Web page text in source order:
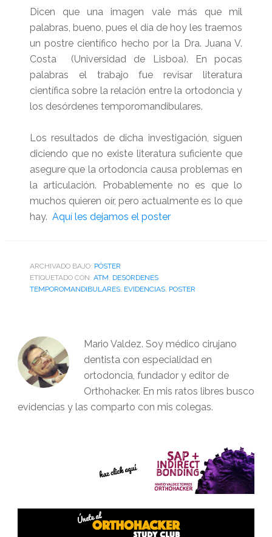
Dicen que una imagen vale más que mil
palabras, bueno, pues el día de hoy les traemos
un postre científico hecho por la Dra. Juana V.
Costa (Universidad de Lisboa). En pocas
palabras el trabajo fue revisar literatura
científica sobre la relación entre la ortodoncia y
los desórdenes temporomandibulares.
Los resultados de dicha investigación, siguen
diciendo que no existe literatura suficiente que
asegure que la ortodoncia causa problemas en
la articulación. Probablemente no es que lo
muchos quieren oír, pero actualmente es lo que
hay. Aquí les dejamos el poster
ARCHIVADO BAJO: PÓSTER
ETIQUETADO CON: ATM DESORDENES
TEMPOROMANDIBULARES, EVIDENCIAS, POSTER
Mario Valdez. Soy médico cirujano
dentista con especialidad en
ortodoncia, fundador y editor de
Orthohacker. En mis ratos libres busco
evidencias y las comparto con mis colegas.